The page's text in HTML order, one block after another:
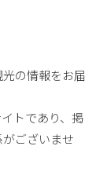
の情報をお届
トであり、掲
ございませ